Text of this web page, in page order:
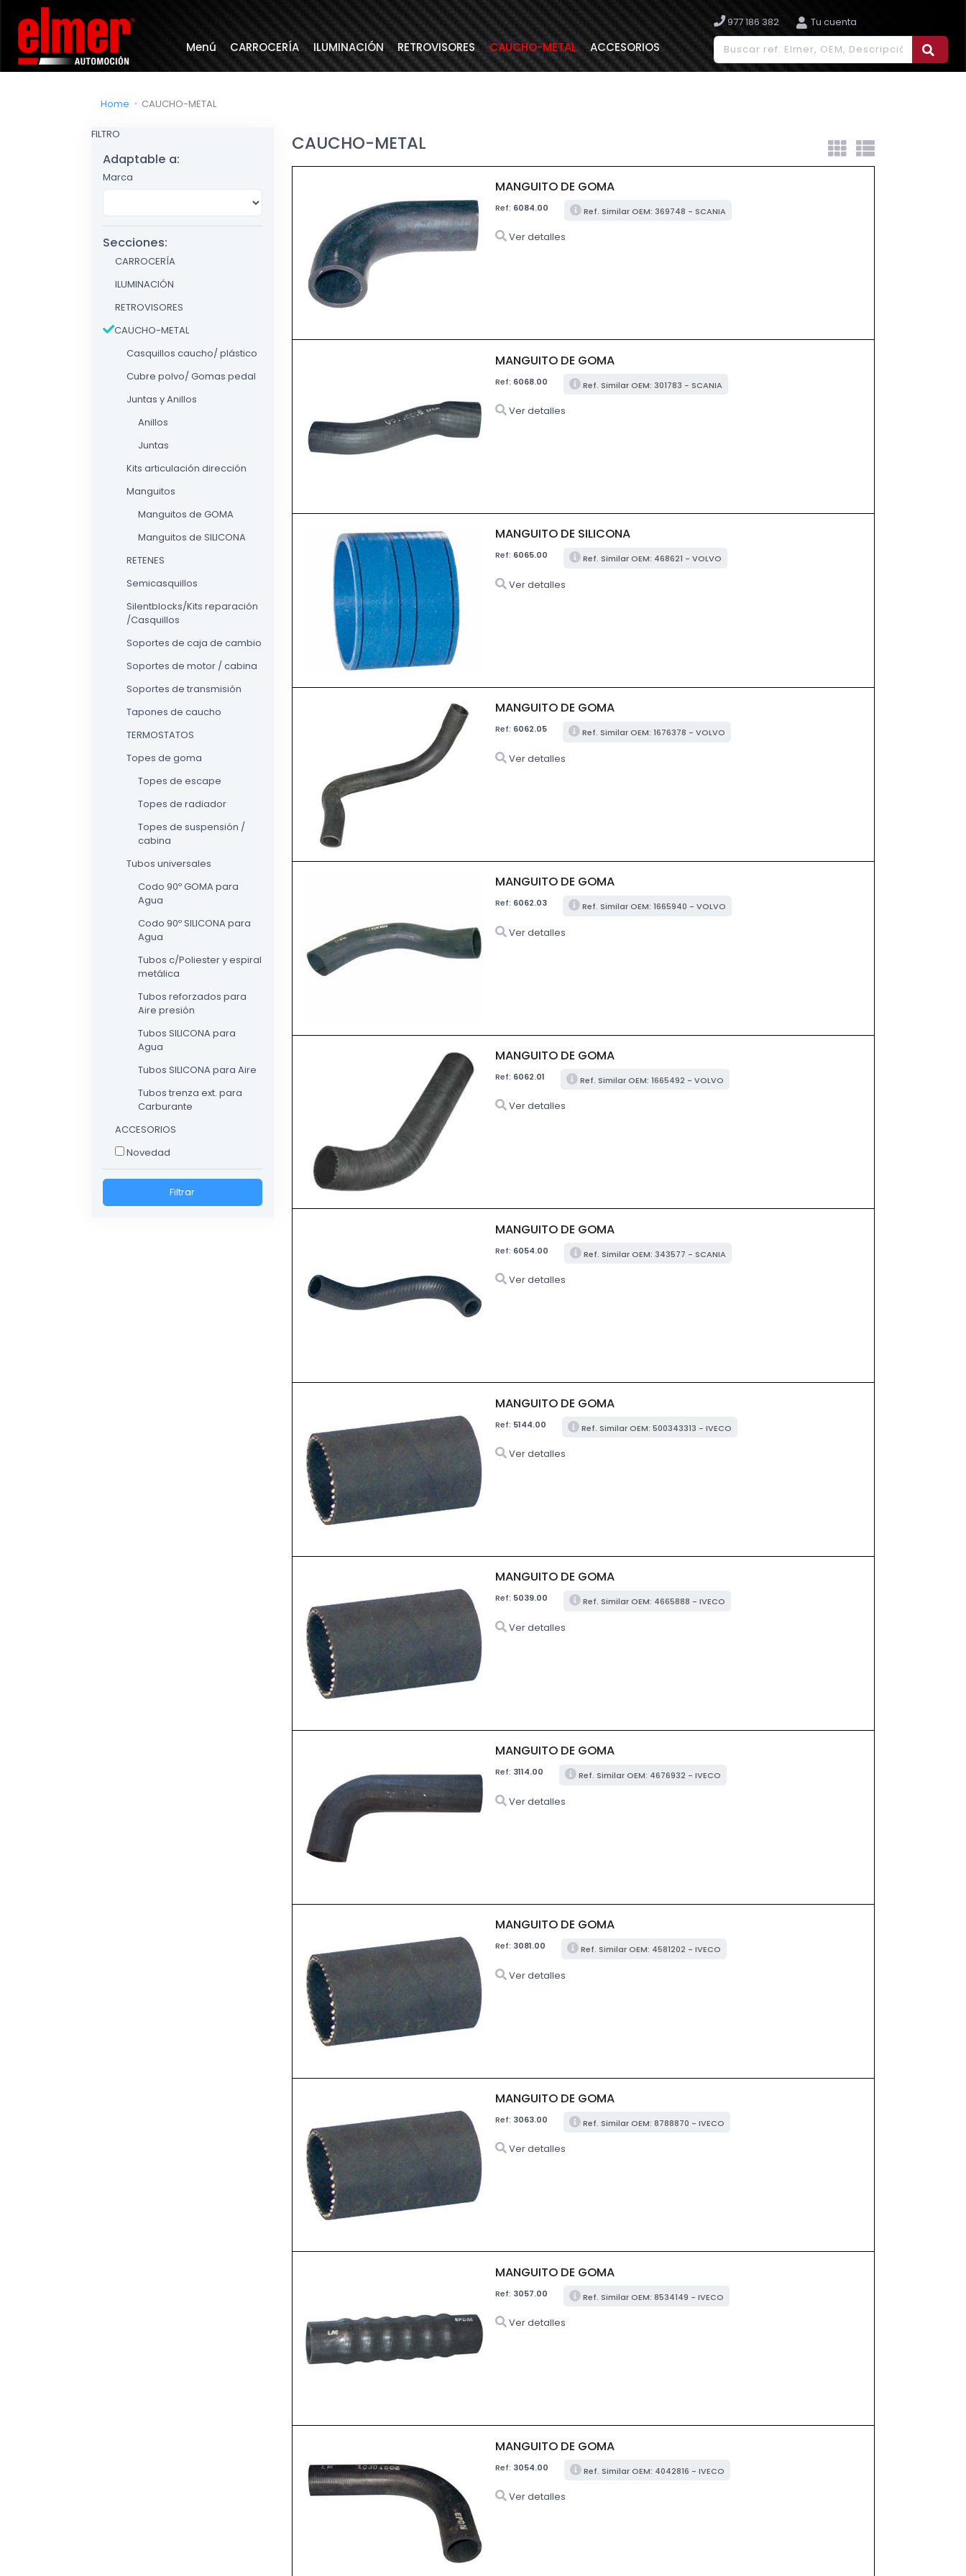
Menú CARROCERÍA ILUMINACIÓN RETROVISORES CAUCHO-METAL ACCESORIOS
977 186 382 Tu cuenta
Home CAUCHO-METAL
FILTRO
Adaptable a:
Marca
Secciones:
CARROCERÍA
ILUMINACIÓN
RETROVISORES
CAUCHO-METAL
Casquillos caucho/ plástico
Cubre polvo/ Gomas pedal
Juntas y Anillos
Anillos
Juntas
Kits articulación dirección
Manguitos
Manguitos de GOMA
Manguitos de SILICONA
RETENES
Semicasquillos
Silentblocks/Kits reparación
/Casquillos
Soportes de caja de cambio
Soportes de motor / cabina
Soportes de transmisión
Tapones de caucho
TERMOSTATOS
Topes de goma
Topes de escape
Topes de radiador
Topes de suspensión /
cabina
Tubos universales
Codo 90º GOMA para
Agua
Codo 90º SILICONA para
Agua
Tubos c/Poliester y espiral
metálica
Tubos reforzados para
Aire presión
Tubos SILICONA para
Agua
Tubos SILICONA para Aire
Tubos trenza ext. para
Carburante
ACCESORIOS
Novedad
Filtrar
CAUCHO-METAL
MANGUITO DE GOMA
Ref: 6084.00 Ref. Similar OEM: 369748 - SCANIA
Ver detalles
MANGUITO DE GOMA
Ref: 6068.00 Ref. Similar OEM: 301783 - SCANIA
Ver detalles
MANGUITO DE SILICONA
Ref: 6065.00 Ref. Similar OEM: 468621 - VOLVO
Ver detalles
MANGUITO DE GOMA
Ref: 6062.05 Ref. Similar OEM: 1676378 - VOLVO
Ver detalles
MANGUITO DE GOMA
Ref: 6062.03 Ref. Similar OEM: 1665940 - VOLVO
Ver detalles
MANGUITO DE GOMA
Ref: 6062.01 Ref. Similar OEM: 1665492 - VOLVO
Ver detalles
MANGUITO DE GOMA
Ref: 6054.00 Ref. Similar OEM: 343577 - SCANIA
Ver detalles
MANGUITO DE GOMA
Ref: 5144.00 Ref. Similar OEM: 500343313 - IVECO
Ver detalles
MANGUITO DE GOMA
Ref: 5039.00 Ref. Similar OEM: 4665888 - IVECO
Ver detalles
MANGUITO DE GOMA
Ref: 3114.00 Ref. Similar OEM: 4676932 - IVECO
Ver detalles
MANGUITO DE GOMA
Ref: 3081.00 Ref. Similar OEM: 4581202 - IVECO
Ver detalles
MANGUITO DE GOMA
Ref: 3063.00 Ref. Similar OEM: 8788870 - IVECO
Ver detalles
MANGUITO DE GOMA
Ref: 3057.00 Ref. Similar OEM: 8534149 - IVECO
Ver detalles
MANGUITO DE GOMA
Ref: 3054.00 Ref. Similar OEM: 4042816 - IVECO
Ver detalles